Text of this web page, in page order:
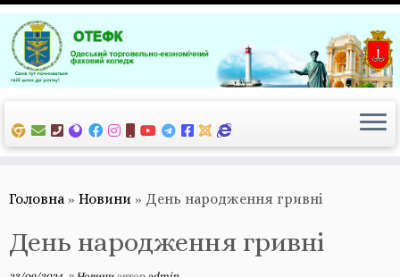
Перейти
до
вмісту
Головна » Новини » День народження гривні
День народження гривні